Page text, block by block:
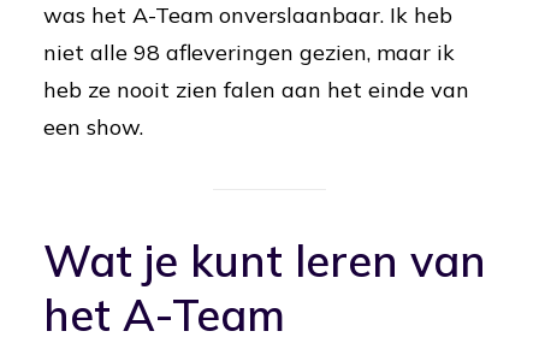
was het A-Team onverslaanbaar. Ik heb
niet alle 98 afleveringen gezien, maar ik
heb ze nooit zien falen aan het einde van
een show.
Wat je kunt leren van
het A-Team